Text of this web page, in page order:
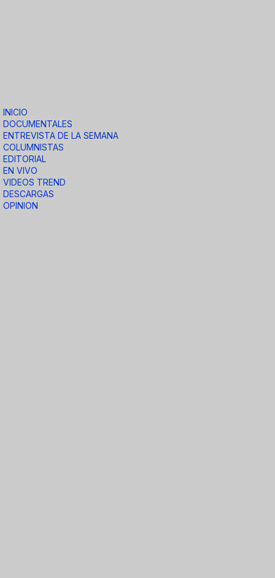
INICIO
DOCUMENTALES
ENTREVISTA DE LA SEMANA
COLUMNISTAS
EDITORIAL
EN VIVO
VIDEOS TREND
DESCARGAS
OPINION